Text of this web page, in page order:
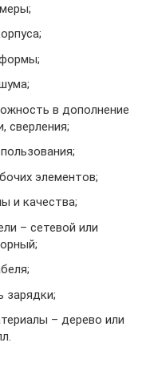
в дополнение
сверления;
элементов;
и качества;
– сетевой или
зарядки;
– дерево или